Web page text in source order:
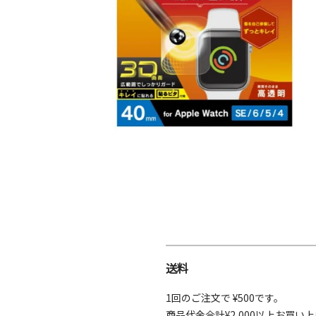
送料
1回のご注文で ¥500です。